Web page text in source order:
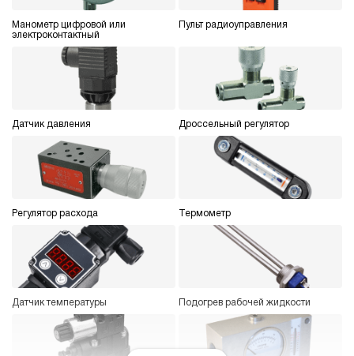
Манометр цифровой или
электроконтактный
Пульт радиоуправления
Датчик давления Дроссельный регулятор
Регулятор расхода Термометр
Датчик температуры Подогрев рабочей жидкости